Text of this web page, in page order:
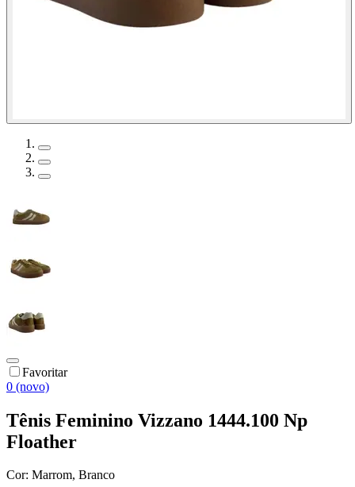
Favoritar
0 (novo)
Tênis Feminino Vizzano 1444.100 Np
Floather
Cor: Marrom, Branco